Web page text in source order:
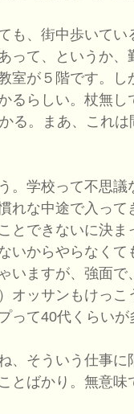
も、街中歩いてい
って、というか
室が５階です。し
るらしい。杖無
る。まあ、これ
。学校って不思議
れな中途で入っ
とできないに決
いからやらなくて
いますが、強面
オッサンもけっこ
って40代くらい
、そういう仕事に
とばかり。無意